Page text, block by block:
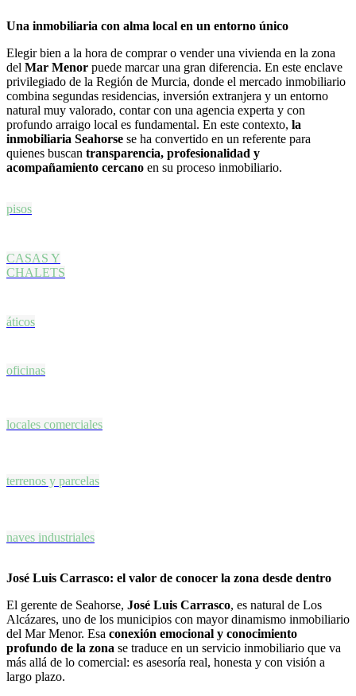
Una inmobiliaria con alma local en un entorno único
Elegir bien a la hora de comprar o vender una vivienda en la zona
del Mar Menor puede marcar una gran diferencia. En este enclave
privilegiado de la Región de Murcia, donde el mercado inmobiliario
combina segundas residencias, inversión extranjera y un entorno
natural muy valorado, contar con una agencia experta y con
profundo arraigo local es fundamental. En este contexto, la
inmobiliaria Seahorse se ha convertido en un referente para
quienes buscan transparencia, profesionalidad y
acompañamiento cercano en su proceso inmobiliario.
pisos
CASAS Y
CHALETS
áticos
oficinas
locales comerciales
terrenos y parcelas
naves industriales
José Luis Carrasco: el valor de conocer la zona desde dentro
El gerente de Seahorse, José Luis Carrasco, es natural de Los
Alcázares, uno de los municipios con mayor dinamismo inmobiliario
del Mar Menor. Esa conexión emocional y conocimiento
profundo de la zona se traduce en un servicio inmobiliario que va
más allá de lo comercial: es asesoría real, honesta y con visión a
largo plazo.